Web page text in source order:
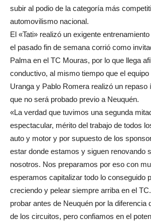
subir al podio de la categoría más
automovilismo nacional.
El «Tati» realizó un exigente
el pasado fin de semana corrió como
Palma en el TC Mouras, por lo que llega
conductivo, al mismo tiempo que el equipo
Uranga y Pablo Romera realizó un repaso
que no será probado previo a Neuquén.
«La verdad que tuvimos una segunda
espectacular, mérito del trabajo de todos
auto y motor y por supuesto de los
estar donde estamos y siguen renovando
nosotros. Nos preparamos por eso con
esperamos capitalizar todo lo conseguido
creciendo y pelear siempre arriba en el
probar antes de Neuquén por la diferencia
de los circuitos, pero confiamos en el